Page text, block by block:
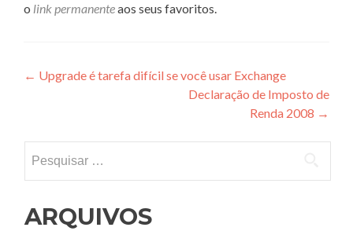
o link permanenteaos seus favoritos.
Navegação
Post
← Upgrade é tarefa difícil se você usar Exchange
Declaração de Imposto de
Renda 2008 →
por:
ARQUIVOS